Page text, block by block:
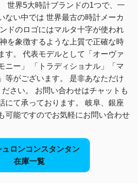
世界5大時計ブランドの1つで、一
ない中では 世界最古の時計メーカ
ドのロゴにはマルタ十字が使われ
を象徴するような上質で正確な時
す。
代表モデルとして「オーヴァ
ニー」
「トラディショナル」「マ
等がございます。
是非あなただけ
さい。
お問い合わせはチャットも
にて承っております。
岐阜、銀座
可能ですのでお気軽にお問い合わせ
ュロンコンスタンタン
在庫一覧